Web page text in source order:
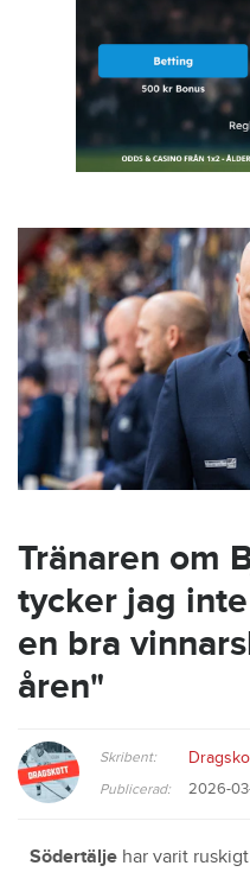
Tränaren om
tycker jag
en bra
åren"
Skribent:
Publicerad: 2026-
Södertälje har varit